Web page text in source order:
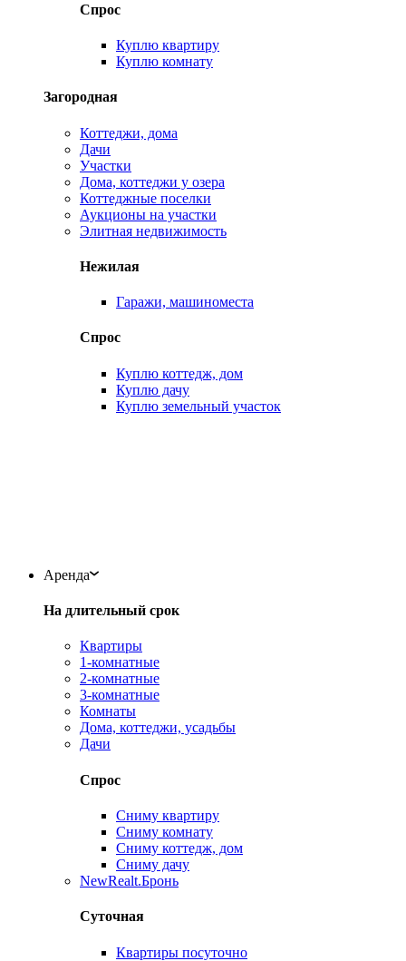
Спрос
Куплю квартиру
Куплю комнату
Загородная
Коттеджи, дома
Дачи
Участки
Дома, коттеджи у озера
Коттеджные поселки
Аукционы на участки
Элитная недвижимость
Нежилая
Гаражи, машиноместа
Спрос
Куплю коттедж, дом
Куплю дачу
Куплю земельный участок
Аренда
На длительный срок
Квартиры
1-комнатные
2-комнатные
3-комнатные
Комнаты
Дома, коттеджи, усадьбы
Дачи
Спрос
Сниму квартиру
Сниму комнату
Сниму коттедж, дом
Сниму дачу
NewRealt.Бронь
Суточная
Квартиры посуточно